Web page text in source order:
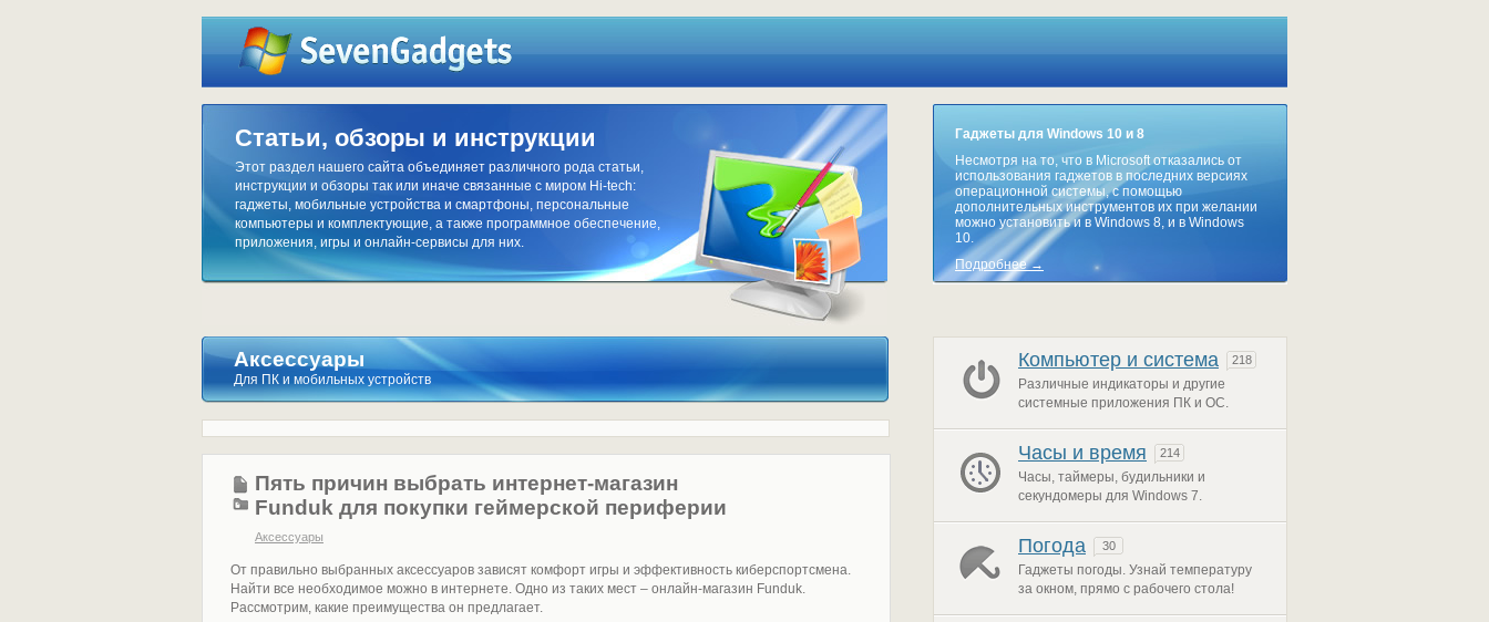
Статьи, обзоры и инструкции
Этот раздел нашего сайта объединяет различного рода статьи,
инструкции и обзоры так или иначе связанные с миром Hi-tech:
гаджеты, мобильные устройства и смартфоны, персональные
компьютеры и комплектующие, а также программное обеспечение,
приложения, игры и онлайн-сервисы для них.
Гаджеты для Windows 10 и 8
Несмотря на то, что в Microsoft отказались от
использования гаджетов в последних версиях
операционной системы, с помощью
дополнительных инструментов их при желании
можно установить и в Windows 8, и в Windows
10.
Подробнее →
Аксессуары
Для ПК и мобильных устройств
Пять причин выбрать интернет-магазин
Funduk для покупки геймерской периферии
Аксессуары
От правильно выбранных аксессуаров зависят комфорт игры и эффективность киберспортсмена.
Найти все необходимое можно в интернете. Одно из таких мест – онлайн-магазин Funduk.
Рассмотрим, какие преимущества он предлагает.
Компьютер и система 218
Различные индикаторы и другие
системные приложения ПК и ОС.
Часы и время 214
Часы, таймеры, будильники и
секундомеры для Windows 7.
Погода 30
Гаджеты погоды. Узнай температуру
за окном, прямо с рабочего стола!